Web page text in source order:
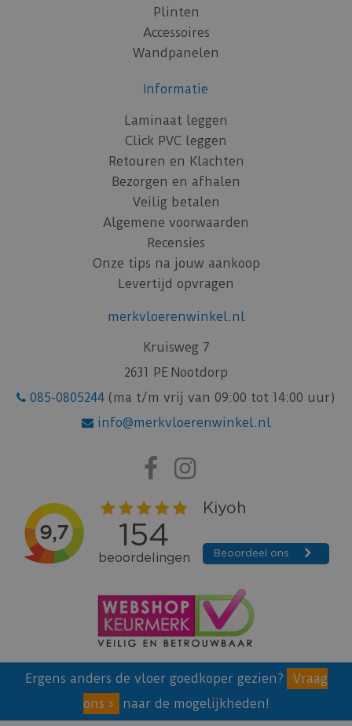
Plinten
Accessoires
Wandpanelen
Informatie
Laminaat leggen
Click PVC leggen
Retouren en Klachten
Bezorgen en afhalen
Veilig betalen
Algemene voorwaarden
Recensies
Onze tips na jouw aankoop
Levertijd opvragen
merkvloerenwinkel.nl
Kruisweg 7
2631 PE Nootdorp
085-0805244 (ma t/m vrij van 09:00 tot 14:00 uur)
info@merkvloerenwinkel.nl
Ergens anders de vloer goedkoper gezien?
Vraag
ons
naar de mogelijkheden!